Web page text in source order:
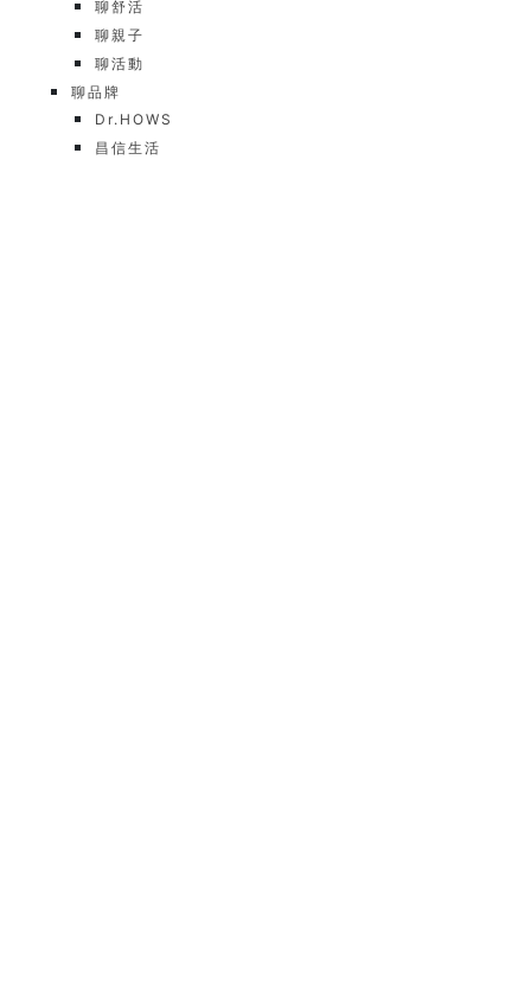
聊舒活
聊親子
聊活動
聊品牌
Dr.HOWS
昌信生活